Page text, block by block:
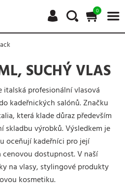
0
SUCHÝ VLAS
italská profesionální vlasová
kadeřnických salónů. Značku
která klade důraz především
skladbu výrobků. Výsledkem je
oceňují kadeřníci pro její
dostupnost. V naší
na vlasy, stylingové produkty
kosmetiku.